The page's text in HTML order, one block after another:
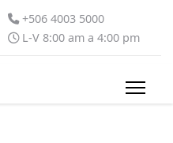
+506 4003 5000
L-V 8:00 am a 4:00 pm